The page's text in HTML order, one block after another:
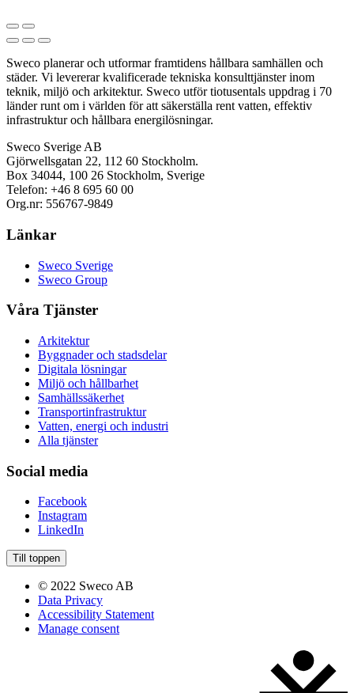
Sweco planerar och utformar framtidens hållbara samhällen och
städer. Vi levererar kvalificerade tekniska konsulttjänster inom
teknik, miljö och arkitektur. Sweco utför tiotusentals uppdrag i 70
länder runt om i världen för att säkerställa rent vatten, effektiv
infrastruktur och hållbara energilösningar.
Sweco Sverige AB
Gjörwellsgatan 22, 112 60 Stockholm.
Box 34044, 100 26 Stockholm, Sverige
Telefon: +46 8 695 60 00
Org.nr: 556767-9849
Länkar
Sweco Sverige
Sweco Group
Våra Tjänster
Arkitektur
Byggnader och stadsdelar
Digitala lösningar
Miljö och hållbarhet
Samhällssäkerhet
Transportinfrastruktur
Vatten, energi och industri
Alla tjänster
Social media
Facebook
Instagram
LinkedIn
Till toppen
© 2022 Sweco AB
Data Privacy
Accessibility Statement
Manage consent